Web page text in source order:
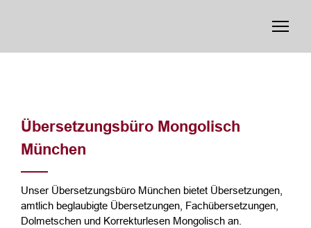
Übersetzungsbüro Mongolisch
München
Unser Übersetzungsbüro München bietet Übersetzungen,
amtlich beglaubigte Übersetzungen, Fachübersetzungen,
Dolmetschen und Korrekturlesen Mongolisch an.